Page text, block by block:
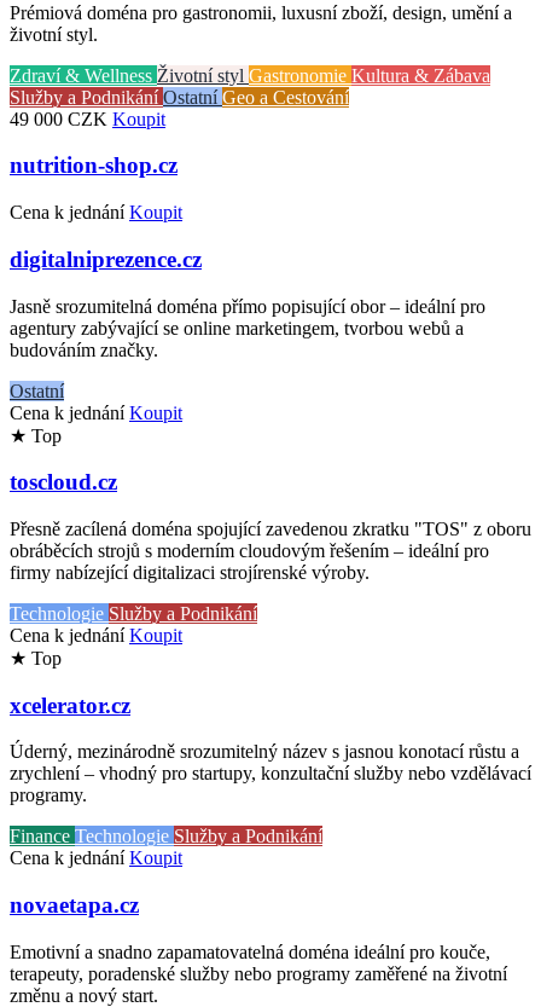
Prémiová doména pro gastronomii, luxusní zboží, design, umění a
životní styl.
Zdraví & Wellness Životní styl Gastronomie Kultura & Zábava
Služby a PodnikáníOstatníGeo a Cestování
49 000 CZK Koupit
nutrition-shop.cz
Cena k jednání Koupit
digitalniprezence.cz
Jasně srozumitelná doména přímo popisující obor – ideální pro
agentury zabývající se online marketingem, tvorbou webů a
budováním značky.
Ostatní
Cena k jednání Koupit
★ Top
toscloud.cz
Přesně zacílená doména spojující zavedenou zkratku "TOS" z oboru
obráběcích strojů s moderním cloudovým řešením – ideální pro
firmy nabízející digitalizaci strojírenské výroby.
Technologie Služby a Podnikání
Cena k jednání Koupit
★ Top
xcelerator.cz
Úderný, mezinárodně srozumitelný název s jasnou konotací růstu a
zrychlení – vhodný pro startupy, konzultační služby nebo vzdělávací
programy.
Finance Technologie Služby a Podnikání
Cena k jednání Koupit
novaetapa.cz
Emotivní a snadno zapamatovatelná doména ideální pro kouče,
terapeuty, poradenské služby nebo programy zaměřené na životní
změnu a nový start.